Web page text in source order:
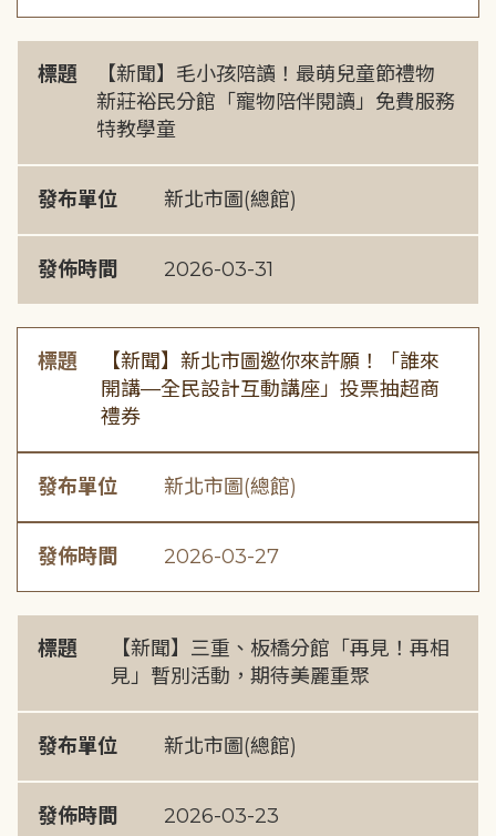
標題
【新聞】毛小孩陪讀！最萌兒童節禮物
新莊裕民分館「寵物陪伴閱讀」免費服務
特教學童
發布單位 新北市圖(總館)
發佈時間 2026-03-31
標題
【新聞】新北市圖邀你來許願！「誰來
開講—全民設計互動講座」投票抽超商
禮券
發布單位 新北市圖(總館)
發佈時間 2026-03-27
標題
【新聞】三重、板橋分館「再見！再相
見」暫別活動，期待美麗重聚
發布單位 新北市圖(總館)
發佈時間 2026-03-23